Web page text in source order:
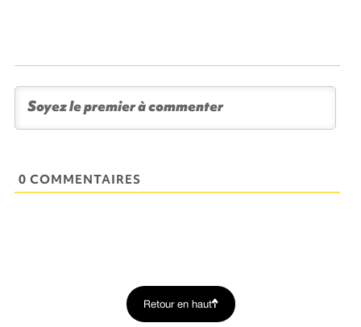
0 COMMENTAIRES
Retour en haut